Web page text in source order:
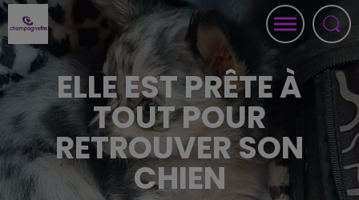
ELLE EST PRÊTE À
TOUT POUR
RETROUVER SON
CHIEN